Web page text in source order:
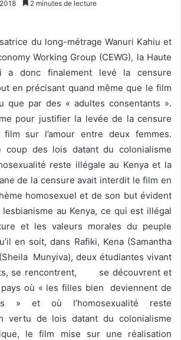
2 minutes de lecture
du long-métrage Wanuri Kahiu et
Working Group (CEWG), la Haute
a donc finalement levé la censure
en précisant quand même que le film
que par des « adultes consentants ».
pour justifier la levée de la censure
sur l’amour entre deux femmes.
coup des lois datant du colonialisme
reste illégale au Kenya et la
de la censure avait interdit le film en
homosexuel et de son but évident
au Kenya, ce qui est illégal
et les valeurs morales du peuple
en soit, dans Rafiki, Kena (Samantha
Munyiva), deux étudiantes vivant
se rencontrent, se découvrent et
pays où « les filles bien deviennent de
» et où l’homosexualité reste
de lois datant du colonialisme
le film mise sur une réalisation